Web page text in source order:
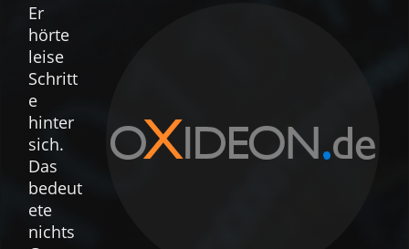
Er
hörte
leise
Schritt
e
hinter
sich.
Das
bedeut
ete
nichts